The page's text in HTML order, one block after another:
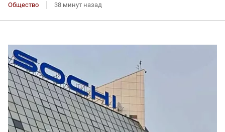
Общество 38 минут назад